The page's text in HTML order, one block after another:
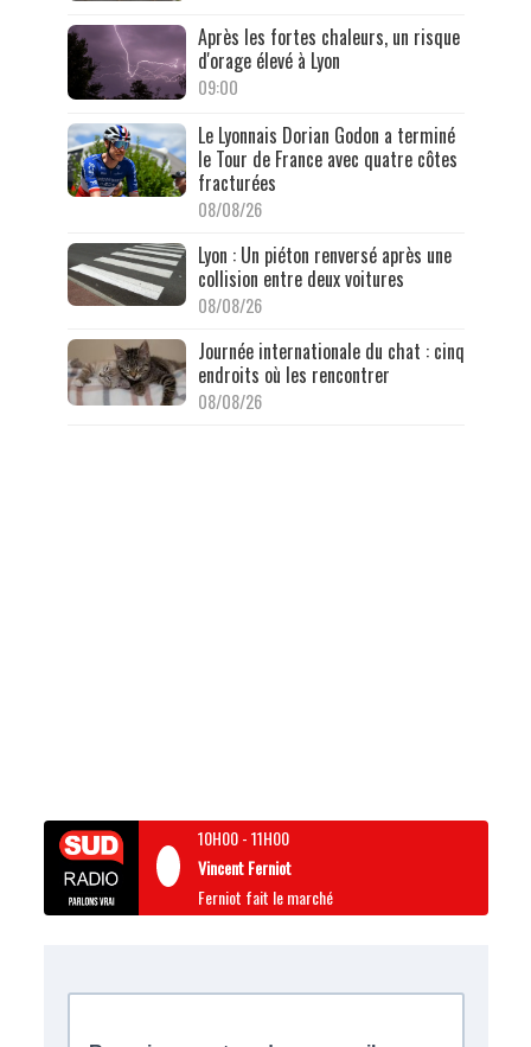
Après les fortes chaleurs, un risque
d'orage élevé à Lyon
09:00
Le Lyonnais Dorian Godon a terminé
le Tour de France avec quatre côtes
fracturées
08/08/26
Lyon : Un piéton renversé après une
collision entre deux voitures
08/08/26
Journée internationale du chat : cinq
endroits où les rencontrer
08/08/26
10H00-11H00
Vincent Ferniot
Ferniot fait le marché